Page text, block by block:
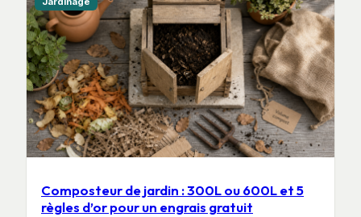
Composteur de jardin : 300L ou 600L et 5
règles d’or pour un engrais gratuit